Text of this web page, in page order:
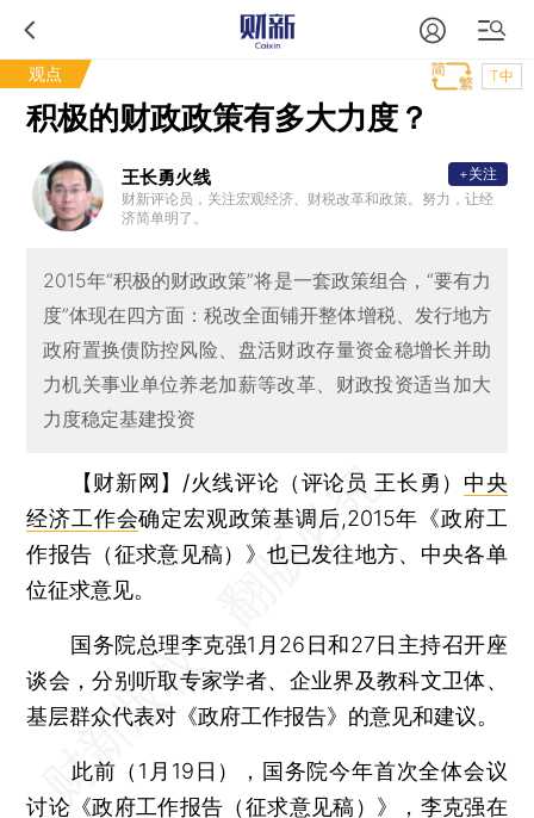
观点 T中
积极的财政政策有多大力度？
王长勇火线
财新评论员，关注宏观经济、财税改革和政策。努力，让经
济简单明了。
+关注
2015年“积极的财政政策”将是一套政策组合，“要有力
度”体现在四方面：税改全面铺开整体增税、发行地方
政府置换债防控风险、盘活财政存量资金稳增长并助
力机关事业单位养老加薪等改革、财政投资适当加大
力度稳定基建投资
【财新网】/火线评论（评论员 王长勇） 中央
经济工作会确定宏观政策基调后,2015年《政府工
作报告（征求意见稿）》也已发往地方、中央各单
位征求意见。
国务院总理李克强1月26日和27日主持召开座
谈会，分别听取专家学者、企业界及教科文卫体、
基层群众代表对《政府工作报告》的意见和建议。
此前（1月19日），国务院今年首次全体会议
讨论《政府工作报告（征求意见稿）》，李克强在